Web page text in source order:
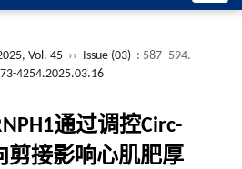
Vol. 45 ›› Issue (03) : 587 -594.
4254.2025.03.16
通过调控Circ-
剪接影响心肌肥厚